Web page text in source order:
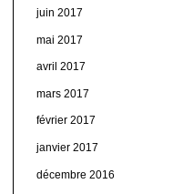
juin 2017
mai 2017
avril 2017
mars 2017
février 2017
janvier 2017
décembre 2016